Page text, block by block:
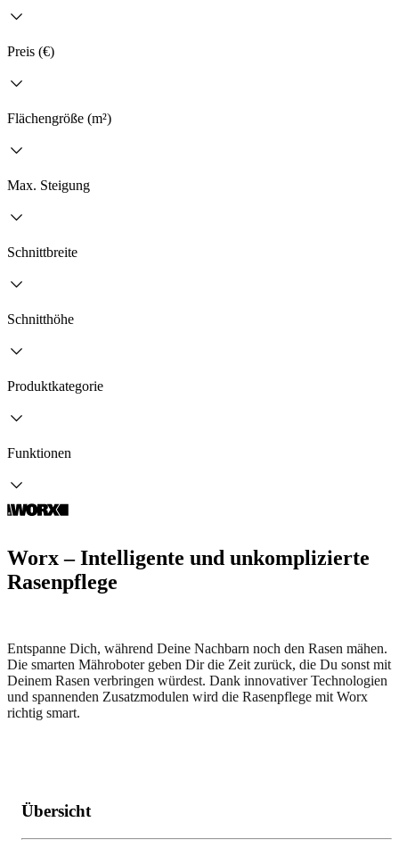
Preis (€)
Flächengröße (m²)
Max. Steigung
Schnittbreite
Schnitthöhe
Produktkategorie
Funktionen
Worx – Intelligente und unkomplizierte
Rasenpflege
Entspanne Dich, während Deine Nachbarn noch den Rasen mähen.
Die smarten Mähroboter geben Dir die Zeit zurück, die Du sonst mit
Deinem Rasen verbringen würdest. Dank innovativer Technologien
und spannenden Zusatzmodulen wird die Rasenpflege mit Worx
richtig smart.
Übersicht